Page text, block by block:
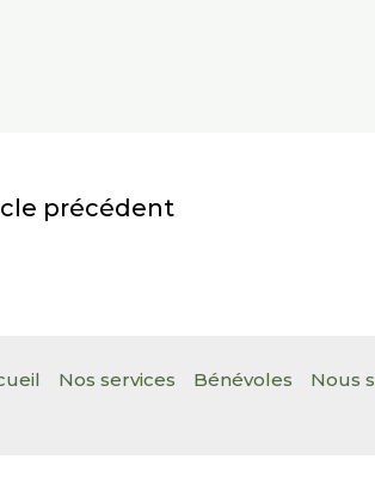
précédent
Nos services Bénévoles Nous